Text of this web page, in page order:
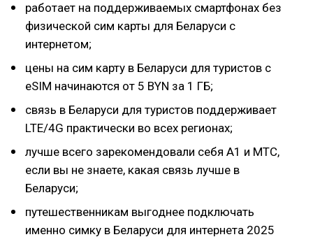
работает на поддерживаемых смартфонах без
физической сим карты для Беларуси с
интернетом;
цены на сим карту в Беларуси для туристов с
eSIM начинаются от 5 BYN за 1 ГБ;
связь в Беларуси для туристов поддерживает
LTE/4G практически во всех регионах;
лучше всего зарекомендовали себя А1 и МТС,
если вы не знаете, какая связь лучше в
Беларуси;
путешественникам выгоднее подключать
именно симку в Беларуси для интернета 2025